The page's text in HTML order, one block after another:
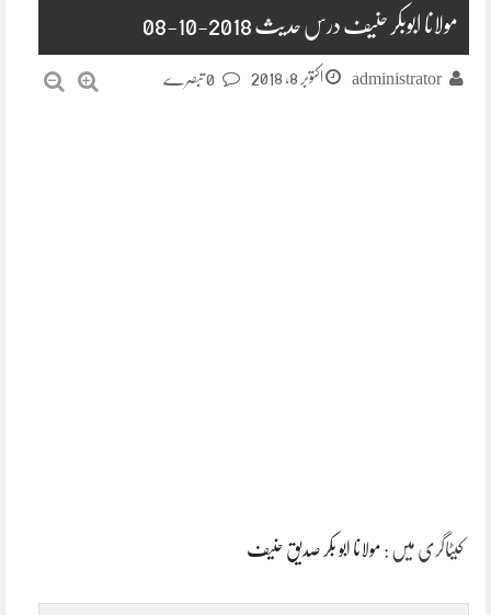
مولانا ابوبکر حنیف درس حدیث 2018-10-08
administrator اکتوبر 8, 2018
کیٹاگری میں : مولانا ابو بکر صدیق حنیف